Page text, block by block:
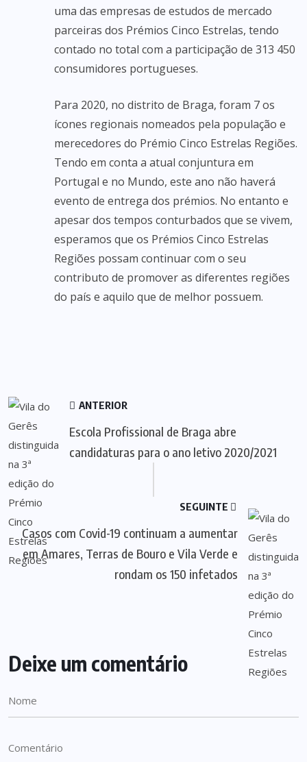
uma das empresas de estudos de mercado
parceiras dos Prémios Cinco Estrelas, tendo
contado no total com a participação de 313 450
consumidores portugueses.
Para 2020, no distrito de Braga, foram 7 os
ícones regionais nomeados pela população e
merecedores do Prémio Cinco Estrelas Regiões.
Tendo em conta a atual conjuntura em
Portugal e no Mundo, este ano não haverá
evento de entrega dos prémios. No entanto e
apesar dos tempos conturbados que se vivem,
esperamos que os Prémios Cinco Estrelas
Regiões possam continuar com o seu
contributo de promover as diferentes regiões
do país e aquilo que de melhor possuem.
ANTERIOR
Escola Profissional de Braga abre
candidaturas para o ano letivo 2020/2021
SEGUINTE
Casos com Covid-19 continuam a aumentar
em Amares, Terras de Bouro e Vila Verde e
rondam os 150 infetados
Deixe um comentário